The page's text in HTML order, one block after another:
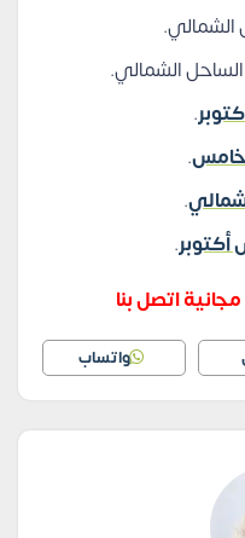
الشمالي.
الساحل الشمالي.
.
.
.
أكتوبر.
اتصل بنا
واتساب